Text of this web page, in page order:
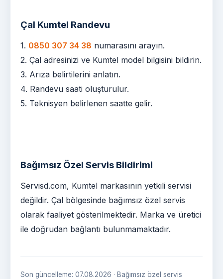
Çal Kumtel Randevu
1. 0850 307 34 38 numarasını arayın.
2. Çal adresinizi ve Kumtel model bilgisini bildirin.
3. Arıza belirtilerini anlatın.
4. Randevu saati oluşturulur.
5. Teknisyen belirlenen saatte gelir.
Bağımsız Özel Servis Bildirimi
Servisd.com, Kumtel markasının yetkili servisi
değildir. Çal bölgesinde bağımsız özel servis
olarak faaliyet gösterilmektedir. Marka ve üretici
ile doğrudan bağlantı bulunmamaktadır.
Son güncelleme: 07.08.2026 · Bağımsız özel servis